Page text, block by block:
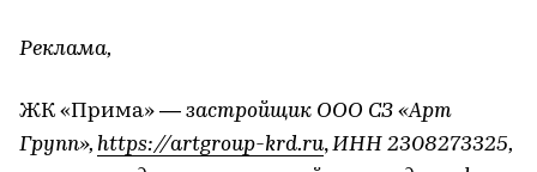
Реклама,
ЖК «Прима» — застройщик ООО СЗ «Арт
Групп», https://artgroup-krd.ru,ИНН 2308273325,